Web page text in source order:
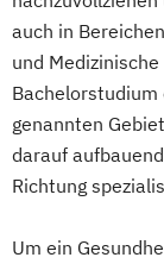
auch in
und
Bachelorstudium
genannten
darauf
Richtung
Um ein